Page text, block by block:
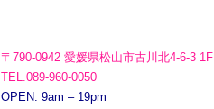
〒790-0942 愛媛県松山市古川北4-6-3 1F
TEL.089-960-0050
OPEN: 9am – 19pm